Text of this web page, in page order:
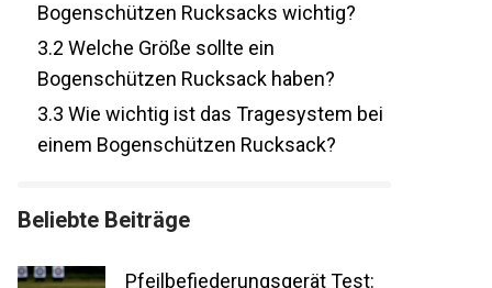
3.1Warum ist das Material eines
Bogenschützen Rucksacks wichtig?
3.2Welche Größe sollte ein
Bogenschützen Rucksack haben?
3.3Wie wichtig ist das Tragesystem bei